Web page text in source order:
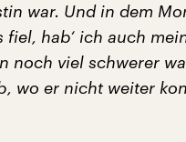
war. Und in dem
hab‘ ich auch
noch viel schwerer
wo er nicht weiter